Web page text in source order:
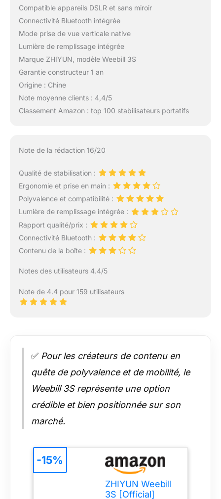
Compatible appareils DSLR et sans miroir
Connectivité Bluetooth intégrée
Mode prise de vue verticale native
Lumière de remplissage intégrée
Marque ZHIYUN, modèle Weebill 3S
Garantie constructeur 1 an
Origine : Chine
Note moyenne clients : 4,4/5
Classement Amazon : top 100 stabilisateurs portatifs
Note de la rédaction 16/20
Qualité de stabilisation :
Ergonomie et prise en main :
Polyvalence et compatibilité :
Lumière de remplissage intégrée :
Rapport qualité/prix :
Connectivité Bluetooth :
Contenu de la boîte :
Notes des utilisateurs 4.4/5
Note de 4.4 pour 159 utilisateurs
✅ Pour les créateurs de contenu en
quête de polyvalence et de mobilité, le
Weebill 3S représente une option
crédible et bien positionnée sur son
marché.
ZHIYUN Weebill
3S [Official]
-15%